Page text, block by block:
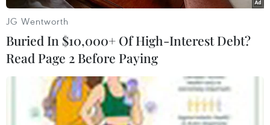
(TTXVN/Vietnam+)
JG Wentworth
Buried In $10,000+ Of High-Interest Debt?
Read Page 2 Before Paying